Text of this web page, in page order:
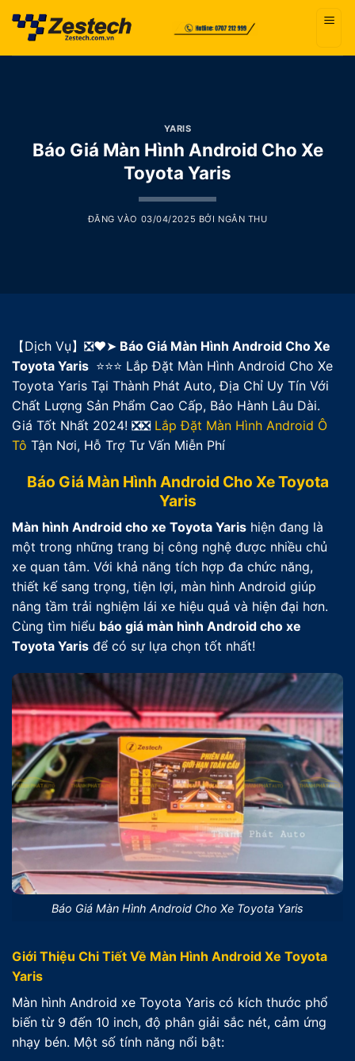
qua
YARIS
Báo Giá Màn Hình Android Cho Xe
Toyota Yaris
ĐĂNG VÀO 03/04/2025 BỞI NGÂN THU
【Dịch Vụ】❎❤️➤ Báo Giá Màn Hình Android Cho Xe
Toyota Yaris ⭐⭐⭐ Lắp Đặt Màn Hình Android Cho Xe
Toyota Yaris Tại Thành Phát Auto, Địa Chỉ Uy Tín Với
Chất Lượng Sản Phẩm Cao Cấp, Bảo Hành Lâu Dài.
Giá Tốt Nhất 2024! ❎❎ Lắp Đặt Màn Hình Android Ô
Tô Tận Nơi, Hỗ Trợ Tư Vấn Miễn Phí
Báo Giá Màn Hình Android Cho Xe Toyota
Yaris
Màn hình Android cho xe Toyota Yaris hiện đang là
một trong những trang bị công nghệ được nhiều chủ
xe quan tâm. Với khả năng tích hợp đa chức năng,
thiết kế sang trọng, tiện lợi, màn hình Android giúp
nâng tầm trải nghiệm lái xe hiệu quả và hiện đại hơn.
Cùng tìm hiểu báo giá màn hình Android cho xe
Toyota Yaris để có sự lựa chọn tốt nhất!
Báo Giá Màn Hình Android Cho Xe Toyota Yaris
Giới Thiệu Chi Tiết Về Màn Hình Android Xe Toyota
Yaris
Màn hình Android xe Toyota Yaris có kích thước phổ
biến từ 9 đến 10 inch, độ phân giải sắc nét, cảm ứng
nhạy bén. Một số tính năng nổi bật: